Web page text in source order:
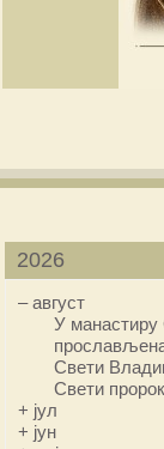
2026
–август
У манастиру
Свети
Свети
+ јул
+ јун